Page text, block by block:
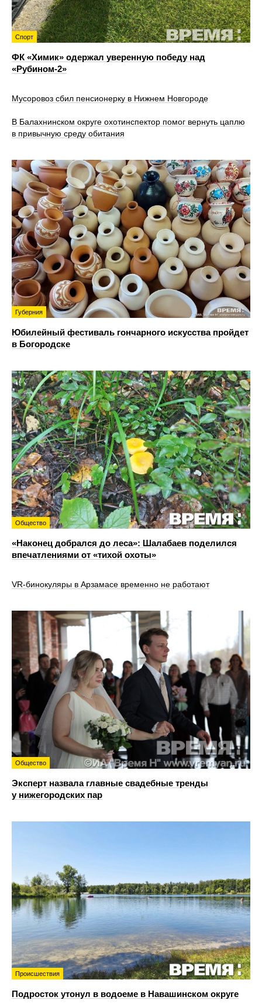
Спорт
ФК «Химик» одержал уверенную победу над
«Рубином‑2»
Мусоровоз сбил пенсионерку в Нижнем Новгороде
В Балахнинском округе охотинспектор помог вернуть цаплю
в привычную среду обитания
Губерния
Юбилейный фестиваль гончарного искусства пройдет
в Богородске
Общество
«Наконец добрался до леса»: Шалабаев поделился
впечатлениями от «тихой охоты»
VR‑бинокуляры в Арзамасе временно не работают
Общество
Эксперт назвала главные свадебные тренды
у нижегородских пар
Происшествия
Подросток утонул в водоеме в Навашинском округе